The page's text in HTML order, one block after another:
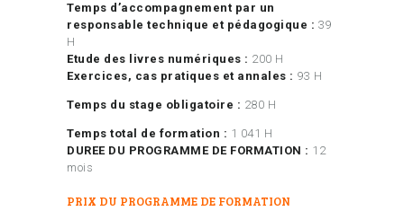
Temps d’accompagnement par un
responsable technique et pédagogique : 39
H
Etude des livres numériques : 200 H
Exercices, cas pratiques et annales : 93 H
Temps du stage obligatoire : 280 H
Temps total de formation : 1 041 H
DUREE DU PROGRAMME DE FORMATION : 12
mois
PRIX DU PROGRAMME DE FORMATION